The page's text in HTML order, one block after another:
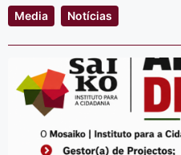
Media Notícias